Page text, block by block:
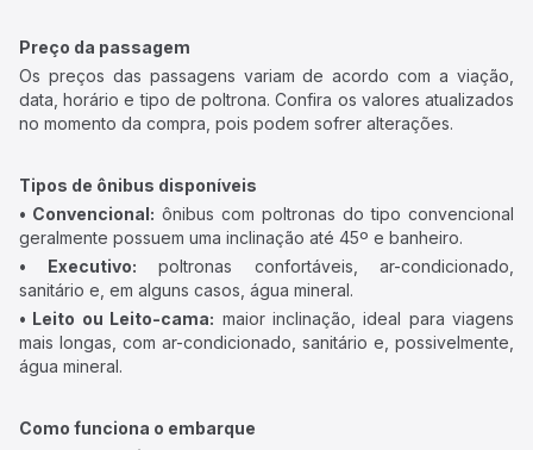
Preço da passagem
Os preços das passagens variam de acordo com a viação,
data, horário e tipo de poltrona. Confira os valores atualizados
no momento da compra, pois podem sofrer alterações.
Tipos de ônibus disponíveis
• Convencional: ônibus com poltronas do tipo convencional
geralmente possuem uma inclinação até 45º e banheiro.
• Executivo: poltronas confortáveis, ar-condicionado,
sanitário e, em alguns casos, água mineral.
• Leito ou Leito-cama: maior inclinação, ideal para viagens
mais longas, com ar-condicionado, sanitário e, possivelmente,
água mineral.
Como funciona o embarque